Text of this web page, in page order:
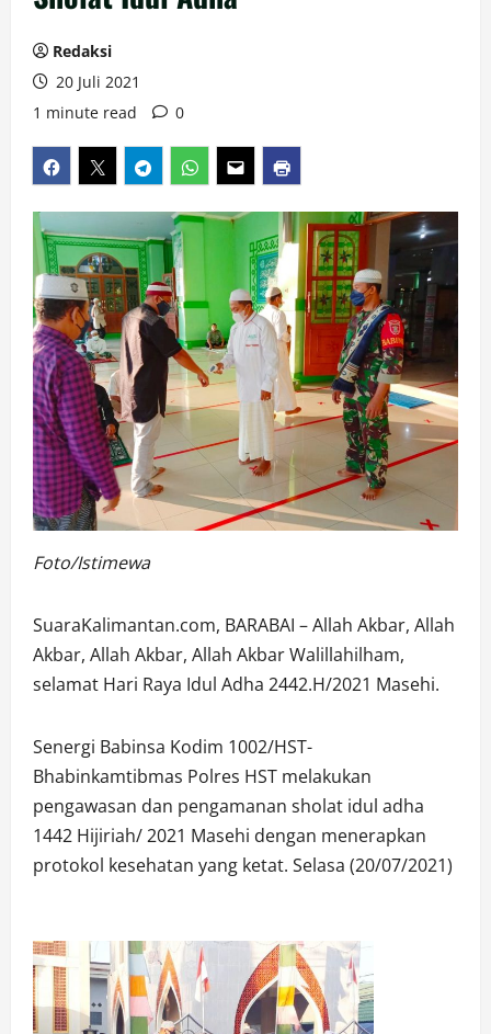
Redaksi
20 Juli 2021
1 minute read
0
Foto/Istimewa
SuaraKalimantan.com, BARABAI – Allah Akbar, Allah
Akbar, Allah Akbar, Allah Akbar Walillahilham,
selamat Hari Raya Idul Adha 2442.H/2021 Masehi.
Senergi Babinsa Kodim 1002/HST-
Bhabinkamtibmas Polres HST melakukan
pengawasan dan pengamanan sholat idul adha
1442 Hijiriah/ 2021 Masehi dengan menerapkan
protokol kesehatan yang ketat. Selasa (20/07/2021)